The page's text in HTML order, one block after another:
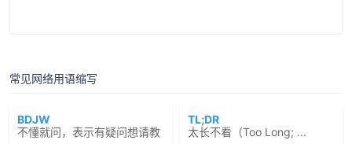
常见网络用语缩写
BDJW
不懂就问，表示有疑问想请教
TL;DR
太长不看（Too Long; ...